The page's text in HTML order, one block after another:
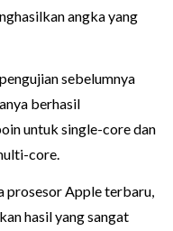
angka yang
sebelumnya
berhasil
untuk single-core dan
core.
prosesor Apple terbaru,
hasil yang sangat